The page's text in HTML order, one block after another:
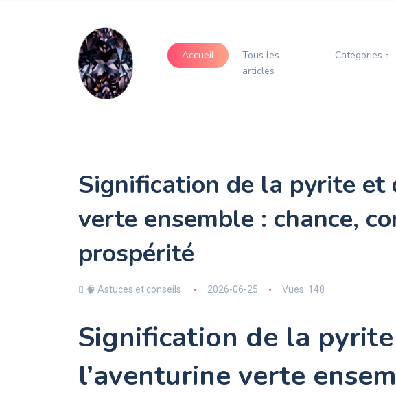
Accueil
Tous les
articles
Catégories
Signification de la pyrite et
verte ensemble : chance,
prospérité
🧠 Astuces et conseils 2026-06-25 Vues: 148
Signification de la
l’aventurine verte